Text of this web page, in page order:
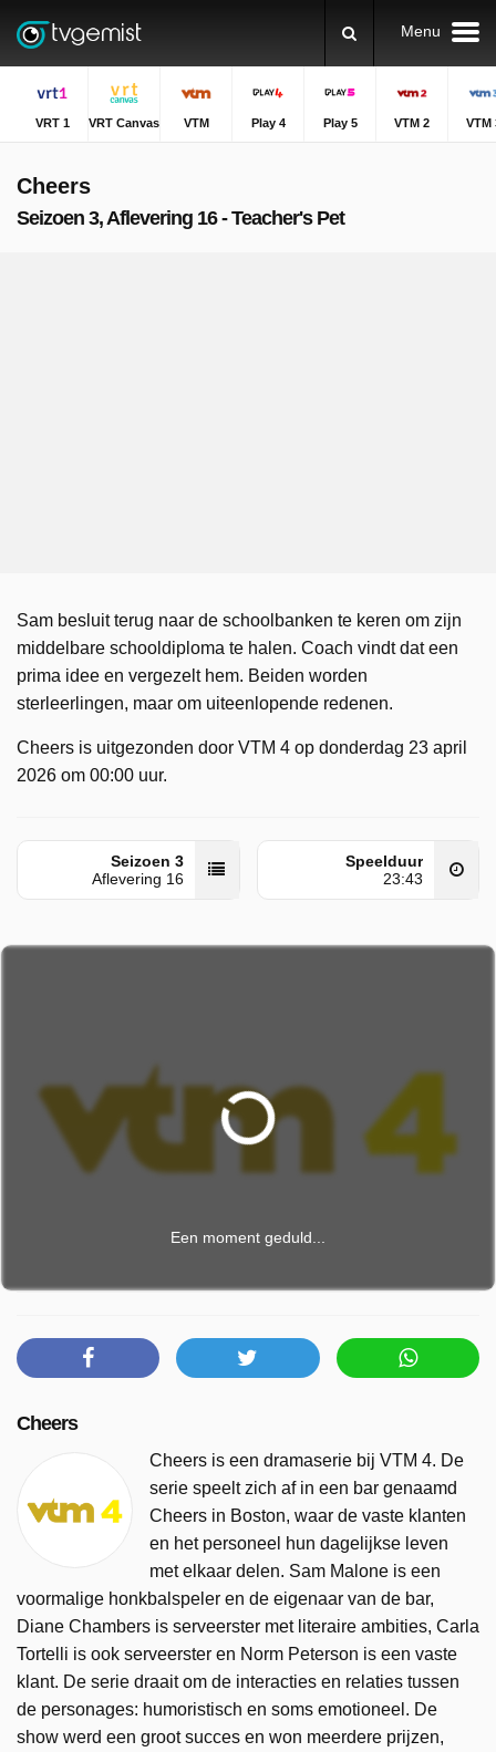
Menu
VRT 1 VRT Canvas VTM Play 4 Play 5 VTM 2 VTM
Cheers
Seizoen 3, Aflevering 16 - Teacher's Pet
Sam besluit terug naar de schoolbanken te keren om zijn
middelbare schooldiploma te halen. Coach vindt dat een
prima idee en vergezelt hem. Beiden worden
sterleerlingen, maar om uiteenlopende redenen.
Cheers is uitgezonden door VTM 4 op donderdag 23 april
2026 om 00:00 uur.
Seizoen 3
Aflevering 16
Speelduur
23:43
Een moment geduld...
Cheers
Cheers is een dramaserie bij VTM 4. De
serie speelt zich af in een bar genaamd
Cheers in Boston, waar de vaste klanten
en het personeel hun dagelijkse leven
met elkaar delen. Sam Malone is een
voormalige honkbalspeler en de eigenaar van de bar,
Diane Chambers is serveerster met literaire ambities, Carla
Tortelli is ook serveerster en Norm Peterson is een vaste
klant. De serie draait om de interacties en relaties tussen
de personages: humoristisch en soms emotioneel. De
show werd een groot succes en won meerdere prijzen,